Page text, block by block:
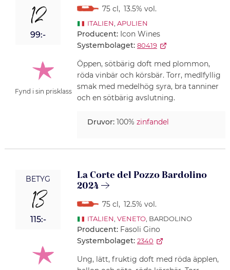
12
99:-
Fynd i sin prisklass
75 cl , 13.5% vol.
ITALIEN, APULIEN
Producent: Icon Wines
Systembolaget: 80419
Öppen, sötbärig doft med plommon,
röda vinbär och körsbär. Torr, medlfyllig
smak med medelhög syra, bra tanniner
och en sötbärig avslutning.
Druvor:100% zinfandel
BETYG
13
115:-
La Corte del Pozzo Bardolino
2024
75 cl , 12.5% vol.
ITALIEN, VENETO, BARDOLINO
Producent: Fasoli Gino
Systembolaget: 2340
Ung, lätt, fruktig doft med röda äpplen,